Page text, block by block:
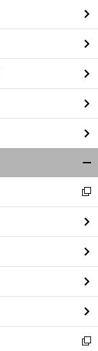
る
閉
る
新
し
い
ウ
ィ
ン
ド
ウ
で
開
く
新